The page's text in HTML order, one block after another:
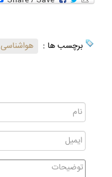
برچسب ها : هواشناسی